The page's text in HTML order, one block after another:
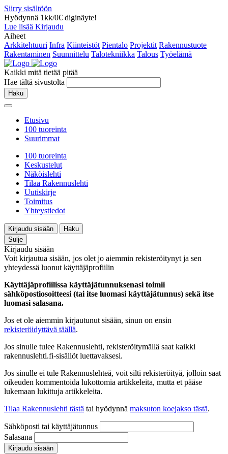
Siirry sisältöön
Hyödynnä 1kk/0€ diginäyte!
Lue lisää Kirjaudu
Aiheet
Arkkitehtuuri Infra Kiinteistöt Pientalo Projektit Rakennustuote
Rakentaminen Suunnittelu Talotekniikka Talous Työelämä
Kaikki mitä tietää pitää
Hae tältä sivustolta
Haku
Etusivu
100 tuoreinta
Suurimmat
100 tuoreinta
Keskustelut
Näköislehti
Tilaa Rakennuslehti
Uutiskirje
Toimitus
Yhteystiedot
Kirjaudu sisään
Haku
Sulje
Kirjaudu sisään
Voit kirjautua sisään, jos olet jo aiemmin rekisteröitynyt ja sen
yhteydessä luonut käyttäjäprofiilin
Käyttäjäprofiilissa käyttäjätunnuksenasi toimii
sähköpostiosoitteesi (tai itse luomasi käyttäjätunnus) sekä itse
luomasi salasana.
Jos et ole aiemmin kirjautunut sisään, sinun on ensin
rekisteröidyttävä täällä.
Jos sinulle tulee Rakennuslehti, rekisteröitymällä saat kaikki
rakennuslehti.fi-sisällöt luettavaksesi.
Jos sinulle ei tule Rakennuslehteä, voit silti rekisteröityä, jolloin saat
oikeuden kommentoida lukottomia artikkeleita, mutta et pääse
lukemaan lukittuja artikkeleita.
Tilaa Rakennuslehti tästä tai hyödynnä maksuton koejakso tästä.
Sähköposti tai käyttäjätunnus
Salasana
Kirjaudu sisään